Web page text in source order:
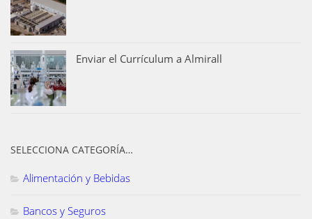
Enviar el Currículum a Almirall
SELECCIONA CATEGORÍA…
Alimentación y Bebidas
Bancos y Seguros